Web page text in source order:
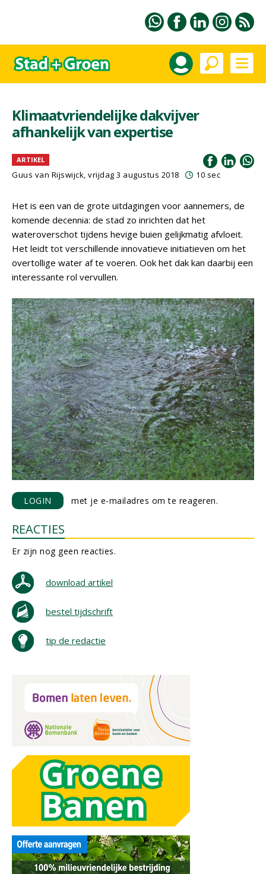
Klimaatvriendelijke dakvijver
afhankelijk van expertise
ARTIKEL
Guus van Rijswijck, vrijdag 3 augustus 2018 10 sec
Het is een van de grote uitdagingen voor aannemers, de
komende decennia: de stad zo inrichten dat het
wateroverschot tijdens hevige buien gelijkmatig afvloeit.
Het leidt tot verschillende innovatieve initiatieven om het
overtollige water af te voeren. Ook het dak kan daarbij een
interessante rol vervullen.
LOGIN met je e-mailadres om te reageren.
REACTIES
Er zijn nog geen reacties.
download artikel
bestel tijdschrift
tip de redactie